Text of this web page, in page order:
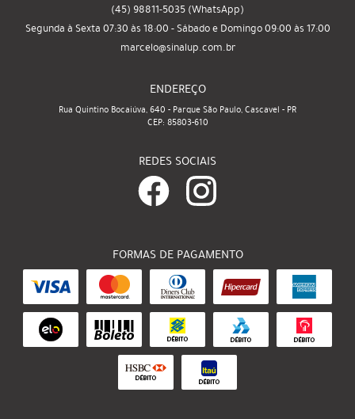
(45) 98811-5035 (WhatsApp)
Segunda à Sexta 07:30 às 18:00 - Sábado e Domingo 09:00 às 17:00
marcelo@sinalup.com.br
ENDEREÇO
Rua Quintino Bocaiúva, 640 - Parque São Paulo, Cascavel - PR
CEP: 85803-610
REDES SOCIAIS
FORMAS DE PAGAMENTO